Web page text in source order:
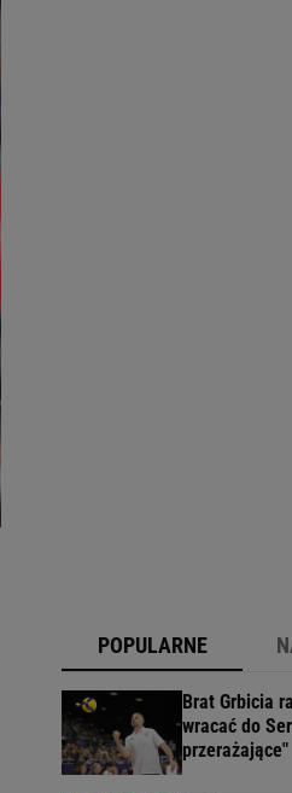
POPULARNE
Brat Grbicia
wracać do
przerażające"